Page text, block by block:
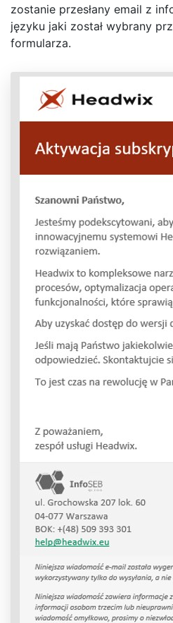
zostanie przesłany email z
języku jaki został wybrany
formularza.